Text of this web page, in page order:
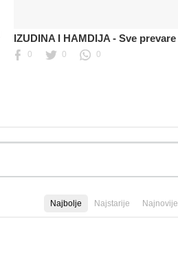
IZUDINA I HAMDIJA - Sve prevare
0 0 0
Najbolje Najstarije Najnovije